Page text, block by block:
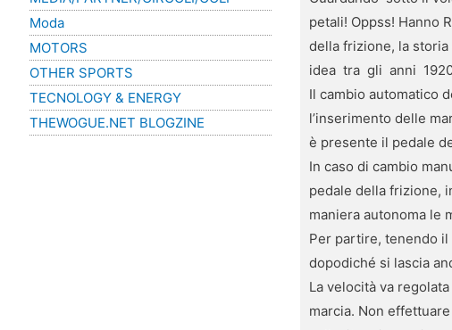
Moda
MOTORS
OTHER SPORTS
TECNOLOGY & ENERGY
THEWOGUE.NET BLOGZINE
petali! Oppss! Hanno
della frizione, la storia
idea tra gli anni 1920
Il cambio automatico
l’inserimento delle
è presente il pedale
In caso di cambio
pedale della frizione,
maniera autonoma le
Per partire, tenendo
dopodiché si lascia
La velocità va
marcia. Non